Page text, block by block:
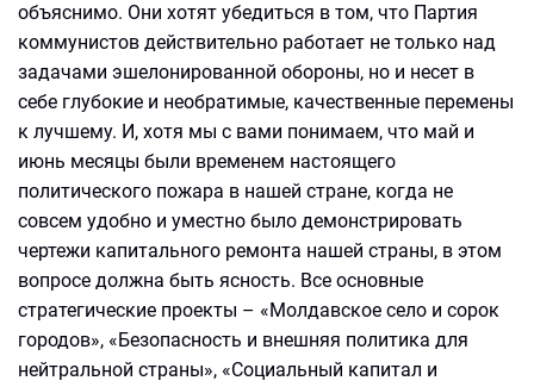
объяснимо. Они хотят убедиться в том, что Партия
коммунистов действительно работает не только над
задачами эшелонированной обороны, но и несет в
себе глубокие и необратимые, качественные перемены
к лучшему. И, хотя мы с вами понимаем, что май и
июнь месяцы были временем настоящего
политического пожара в нашей стране, когда не
совсем удобно и уместно было демонстрировать
чертежи капитального ремонта нашей страны, в этом
вопросе должна быть ясность. Все основные
стратегические проекты – «Молдавское село и сорок
городов», «Безопасность и внешняя политика для
нейтральной страны», «Социальный капитал и